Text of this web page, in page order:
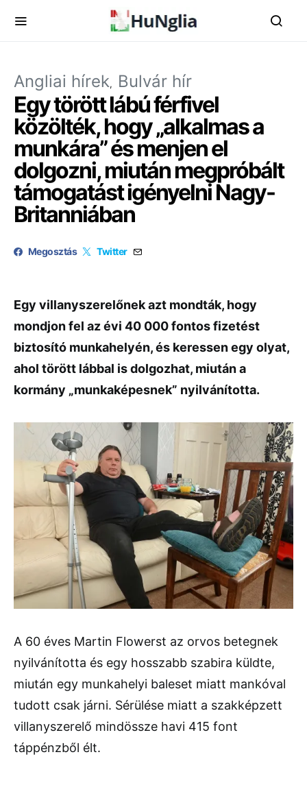
Angliai hírek Bulvár hír
Egy törött lábú férfivel
közölték, hogy „alkalmas a
munkára” és menjen el
dolgozni, miután megpróbált
támogatást igényelni Nagy-
Britanniában
Megosztás Twitter
Egy villanyszerelőnek azt mondták, hogy
mondjon fel az évi 40 000 fontos fizetést
biztosító munkahelyén, és keressen egy olyat,
ahol törött lábbal is dolgozhat, miután a
kormány „munkaképesnek” nyilvánította.
A 60 éves Martin Flowerst az orvos betegnek
nyilvánította és egy hosszabb szabira küldte,
miután egy munkahelyi baleset miatt mankóval
tudott csak járni. Sérülése miatt a szakképzett
villanyszerelő mindössze havi 415 font
táppénzből élt.